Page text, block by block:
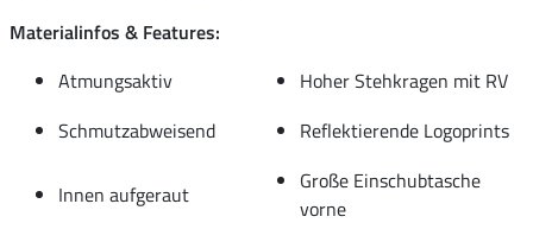
Materialinfos & Features:
Atmungsaktiv
Hoher Stehkragen mit RV
Schmutzabweisend
Reflektierende Logoprints
Innen aufgeraut
Große Einschubtasche
vorne